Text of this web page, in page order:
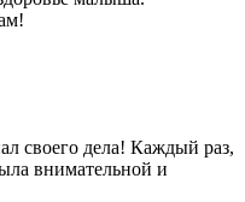
своего дела! Каждый раз,
внимательной и